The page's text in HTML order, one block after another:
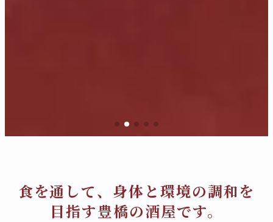
食を通して、身体と環境の調和を
目指す豊橋の酒屋です。